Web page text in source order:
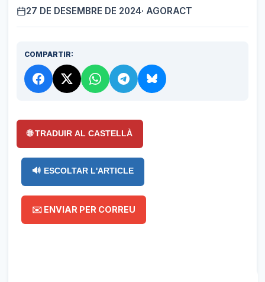
27 DE DESEMBRE DE 2024· AGORACT
COMPARTIR:
🌐 TRADUIR AL CASTELLÀ
🔊 ESCOLTAR L'ARTICLE
✉️ ENVIAR PER CORREU